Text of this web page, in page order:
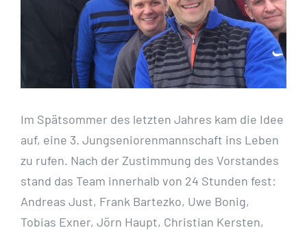
Im Spätsommer des letzten Jahres kam die Idee
auf, eine 3. Jungseniorenmannschaft ins Leben
zu rufen. Nach der Zustimmung des Vorstandes
stand das Team innerhalb von 24 Stunden fest:
Andreas Just, Frank Bartezko, Uwe Bonig,
Tobias Exner, Jörn Haupt, Christian Kersten,